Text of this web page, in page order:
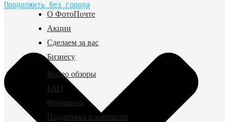
Продолжить без города
О ФотоПочте
Акции
Сделаем за вас
Бизнесу
Видео обзоры
FAQ
Франшиза
Поддержка и контакты